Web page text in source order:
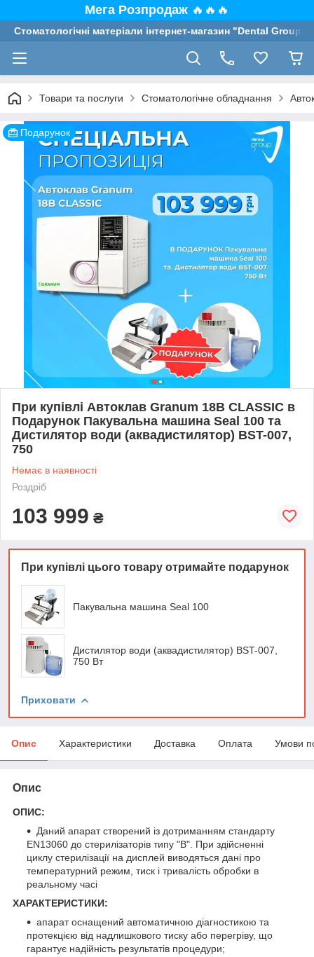
Мега Розпродаж 🔥🔥🔥
Стоматологічні матеріали інтернет-магазин "Dental Group"
Товари та послуги Стоматологічне обладнання
Подарунок
При купівлі Автоклав Granum 18B CLASSIC в
Подарунок Пакувальна машина Seal 100 та
Дистилятор води (аквадистилятор) BST-007,
750
Немає в наявності
Роздріб
103 999 ₴
При купівлі цього товару отримайте подарунок
Пакувальна машина Seal 100
Дистилятор води (аквадистилятор) BST-007,
750 Вт
Приховати
Опис Характеристики Доставка Оплата Умови
Опис
ОПИС:
Даний апарат створений із дотриманням стандарту
EN13060 до стерилізаторів типу "В". При здійсненні
циклу стерилізації на дисплей виводяться дані про
температурний режим, тиск і тривалість обробки в
реальному часі
ХАРАКТЕРИСТИКИ:
апарат оснащений автоматичною діагностикою та
протекцією від надлишкового тиску або перегріву, що
гарантує надійність результатів процедури;